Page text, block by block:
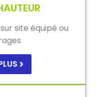
site équipé ou